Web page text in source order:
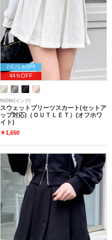
2点20％OFF
44％OFF
INGNI(イング)
スウェットプリーツスカート(セットア
ップ対応)（ＯＵＴＬＥＴ）(オフホワ
イト)
￥1,650